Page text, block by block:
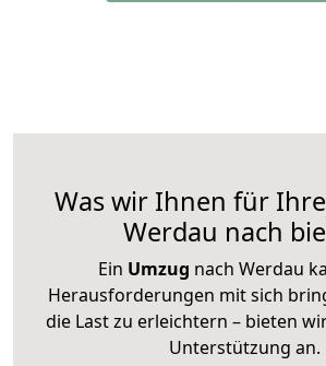
Was wir Ihnen für
Werdau nach
Ein Umzug nach Werdau
Herausforderungen mit sich
die Last zu erleichtern – bieten
Unterstützung an.